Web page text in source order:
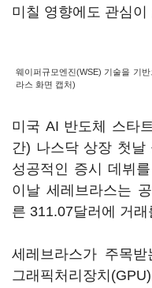
미칠 영향에도 관심이
웨이퍼규모엔진(WSE) 기술을 기
라스 화면 캡처)
미국 AI 반도체 스타
간) 나스닥 상장 첫날
성공적인 증시 데뷔
이날 세레브라스는
른 311.07달러에 거
세레브라스가 주목
그래픽처리장치